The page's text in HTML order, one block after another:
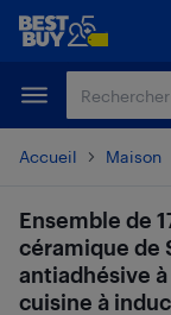
Passer
principal
Passer
Accueil Maison
Ensemble de
céramique de
antiadhésive
cuisine à